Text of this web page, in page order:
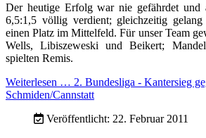
Der heutige Erfolg war nie gefährdet
6,5:1,5 völlig verdient; gleichzeitig
einen Platz im Mittelfeld. Für unser Team
Wells, Libiszeweski und Beikert;
spielten Remis.
Weiterlesen … 2. Bundesliga - Kantersieg
Schmiden/Cannstatt
Veröffentlicht: 22. Februar 2011